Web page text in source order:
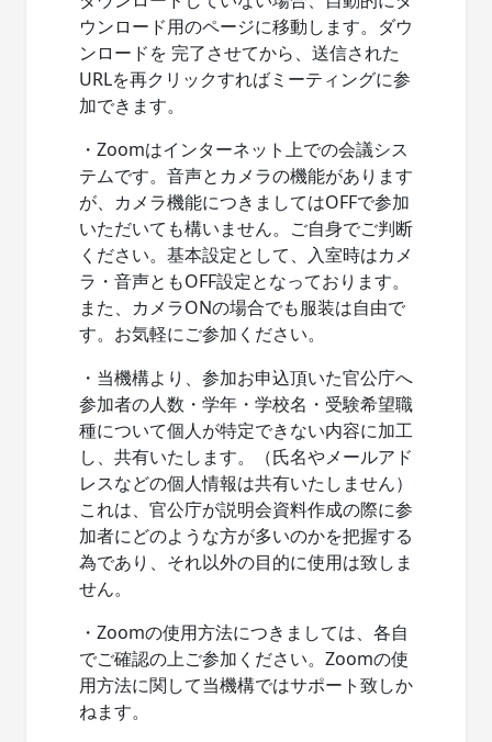
ウンロード用のページに移動します。ダウ
ンロードを 完了させてから、送信された
URLを再クリックすればミーティングに参
加できます。
・Zoomはインターネット上での会議シス
テムです。音声とカメラの機能があります
が、カメラ機能につきましてはOFFで参加
いただいても構いません。ご自身でご判断
ください。基本設定として、入室時はカメ
ラ・音声ともOFF設定となっております。
また、カメラONの場合でも服装は自由で
す。お気軽にご参加ください。
・当機構より、参加お申込頂いた官公庁へ
参加者の人数・学年・学校名・受験希望職
種について個人が特定できない内容に加工
し、共有いたします。（氏名やメールアド
レスなどの個人情報は共有いたしません）
これは、官公庁が説明会資料作成の際に参
加者にどのような方が多いのかを把握する
為であり、それ以外の目的に使用は致しま
せん。
・Zoomの使用方法につきましては、各自
でご確認の上ご参加ください。Zoomの使
用方法に関して当機構ではサポート致しか
ねます。